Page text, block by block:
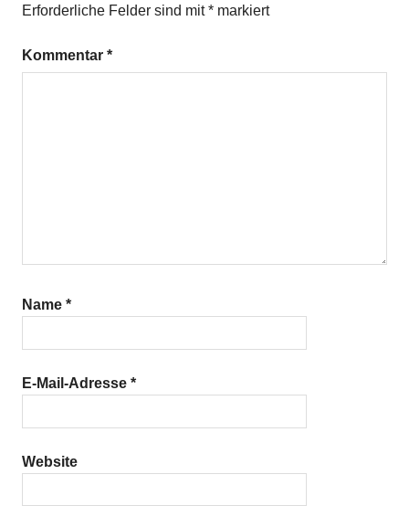
Erforderliche Felder sind mit* markiert
Kommentar *
Name *
E-Mail-Adresse *
Website